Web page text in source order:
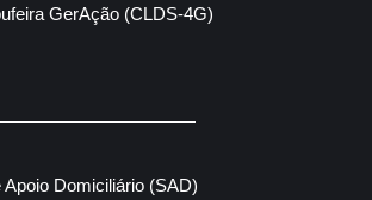
GerAção (CLDS-4G)
Apoio Domiciliário (SAD)